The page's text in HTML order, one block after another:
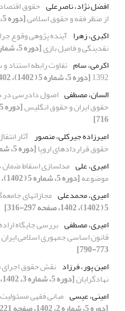
افضل نژاد، ناصرعلی حقوق
از منظر فقه و حقوق اسلامی[دوره 5، شماره 4، 1402، صفحه 123-138]
اکبری، زهرا آینده پژوهی وقوع
نقدینگی و فامیل بازی[دوره 5، شماره 4، 1402، صفحه 159-174]
اکرمی، سام
1392[دوره 5، شماره 5 ( 1402)، 1402، صفحه 459-476]
السان، مصطفی اصول دادرسی در
حقوق ایران و حقوق انگلیس
716]
امیرزاده جیرکلی، منصور آثار
حقوق قراردادهای اروپا[دوره 5، شماره 4، 1402، صفحه 231-248]
امیری، علی مدلسازی اسقاط ضمان
موضوعه[دوره 5، شماره 5 ( 1402)، 1402، صفحه 1137-1152]
امیری، محمدعلی مجازاتهای
5 ( 1402)، 1402، صفحه 297-316]
امیری، مصطفی بررسی جایگاه
قانون اساسی جمهوری اسلامی ایران
773-790]
امین پور، فرزاد نقش حقوق اجرای
نهادگرایان[دوره 5، شماره 3، 1402، صفحه 79-96]
امینی، عیسی مبانی فقهی